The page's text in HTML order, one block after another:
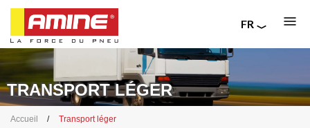
Aller
au
contenu
principal
FR
RU
TRANSPORT LÉGER
Fil
Accueil Transport léger